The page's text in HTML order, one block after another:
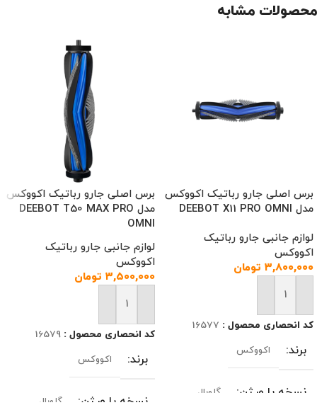
محصولات مشابه
برس اصلی جارو رباتیک اکووکس
مدل DEEBOT X11 PRO OMNI
لوازم جانبی جارو رباتیک
اکووکس
۳,۸۰۰,۰۰۰ تومان
افزودن به سبد خرید
کد انحصاری محصول : 16577
برند اکووکس
نسخه یا ورژن گلوبال
برس اصلی جارو رباتیک اکووکس
مدل DEEBOT T50 MAX PRO
OMNI
لوازم جانبی جارو رباتیک
اکووکس
۳,۵۰۰,۰۰۰ تومان
افزودن به سبد خرید
کد انحصاری محصول : 16579
برند اکووکس
نسخه یا ورژن گلوبال